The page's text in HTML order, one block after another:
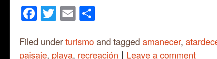
Facebook
Twitter
Email
Filed underturismoand tagged amanecer,
paisaje, playa, recreación | Leave a comment